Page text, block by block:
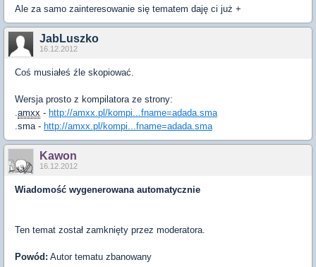
Ale za samo zainteresowanie się tematem daję ci już +
JabLuszko
16.12.2012
Coś musiałeś źle skopiować.
Wersja prosto z kompilatora ze strony:
.amxx - http://amxx.pl/kompi...fname=adada.sma
.sma - http://amxx.pl/kompi...fname=adada.sma
Kawon
16.12.2012
Wiadomość wygenerowana automatycznie
Ten temat został zamknięty przez moderatora.
Powód: Autor tematu zbanowany